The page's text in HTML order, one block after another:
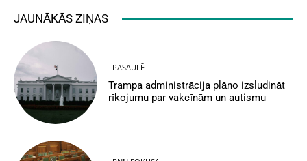
JAUNĀKĀS ZIŅAS
PASAULĒ
Trampa administrācija plāno izsludināt
rīkojumu par vakcīnām un autismu